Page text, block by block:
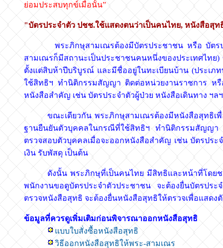
ย่อมประสบทุกข์เมื่อนั้น”
"บัตรประจำตัว ปชช.ใช้แสดงตนว่าเป็นคนไทย, หนังสือสุ
พระภิกษุสามเณรต้องมีบัตรประชาชน หรือ บัตรประ
สามเณรก็มีสถานะเป็นประชาชนคนหนึ่งของประเทศไท
ตั้งแต่สิบห้าปีบริบูรณ์ และมีชื่ออยู่ในทะเบียนบ้าน (ประเ
ใช้สิทธิฯ ทำนิติกรรมสัญญา ติดต่อหน่วยงานราชการ หรื
หนังสือสำคัญ เช่น บัตรประจำตัวผู้ป่วย หนังสือเดินทาง ฯ
ขณะเดียวกัน พระภิกษุสามเณรต้องมีหนังสือสุทธิเพื่อใ
ฐานยืนยันตัวบุคคลในกรณีที่ใช้สิทธิฯ ทำนิติกรรมสัญญา
ตรวจสอบตัวบุคคลเมื่อจะออกหนังสือสำคัญ เช่น บัตรประ
เงิน รับพัสดุ เป็นต้น
ดังนั้น พระภิกษุที่เป็นคนไทย มีสิทธิและหน้าที่โดยชอบ
พนักงานขอดูบัตรประจำตัวประชาชน จะต้องยื่นบัตรประ
ตรวจหนังสือสุทธิ จะต้องยื่นหนังสือสุทธิให้ตรวจเพื่อแสดง
ข้อมูลที่ควรดูเพิ่มเติมก่อนพิจารณาออกหนังสือสุทธิ
แบบใบสั่งซื้อหนังสือสุทธิ
วิธีออกหนังสือสุทธิให้พระ-สามเณร